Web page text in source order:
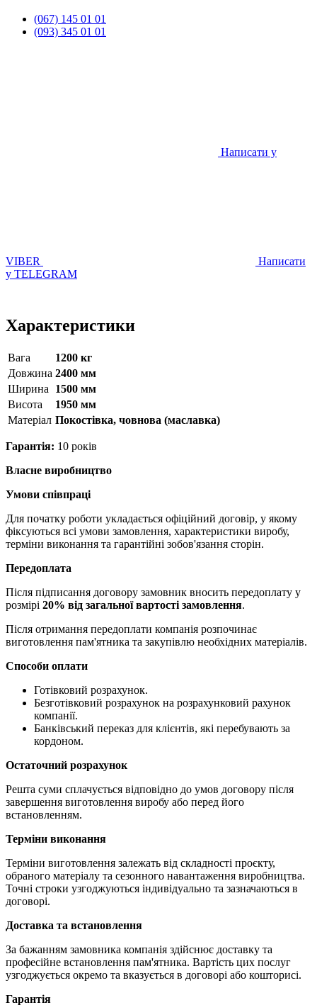
(067) 145 01 01
(093) 345 01 01
Написати у
VIBER
Написати
у TELEGRAM
Характеристики
Вага
1200 кг
Довжина 2400 мм
Ширина
1500 мм
Висота
1950 мм
Матерiал Покостівка, човнова (маславка)
Гарантія: 10 років
Власне виробництво
Умови співпраці
Для початку роботи укладається офіційний договір, у якому
фіксуються всі умови замовлення, характеристики виробу,
терміни виконання та гарантійні зобов'язання сторін.
Передоплата
Після підписання договору замовник вносить передоплату у
розмірі 20% від загальної вартості замовлення.
Після отримання передоплати компанія розпочинає
виготовлення пам'ятника та закупівлю необхідних матеріалів.
Способи оплати
Готівковий розрахунок.
Безготівковий розрахунок на розрахунковий рахунок
компанії.
Банківський переказ для клієнтів, які перебувають за
кордоном.
Остаточний розрахунок
Решта суми сплачується відповідно до умов договору після
завершення виготовлення виробу або перед його
встановленням.
Терміни виконання
Терміни виготовлення залежать від складності проєкту,
обраного матеріалу та сезонного навантаження виробництва.
Точні строки узгоджуються індивідуально та зазначаються в
договорі.
Доставка та встановлення
За бажанням замовника компанія здійснює доставку та
професійне встановлення пам'ятника. Вартість цих послуг
узгоджується окремо та вказується в договорі або кошторисі.
Гарантія